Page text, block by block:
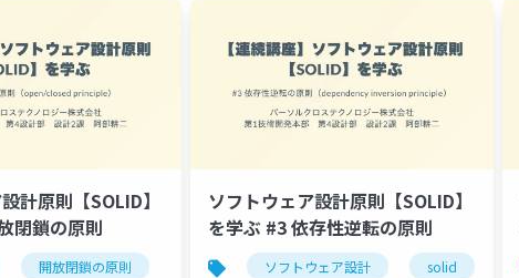
計原則【SOLID】
閉鎖の原則
開放閉鎖の原則 ソフトウェア設計
ソフトウェア設計原則【SOLID】
を学ぶ #3 依存性逆転の原則
ソフトウェア設計 solid